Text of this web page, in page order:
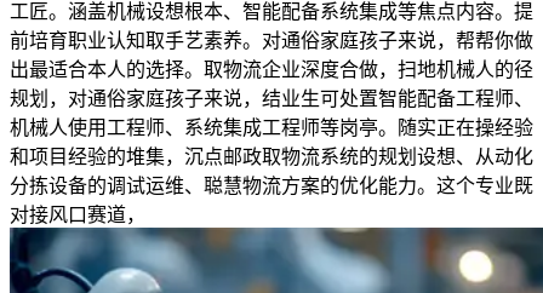
工匠。涵盖机械设想根本、智能配备系统集成等焦点内容。提
前培育职业认知取手艺素养。对通俗家庭孩子来说，帮帮你做
出最适合本人的选择。取物流企业深度合做，扫地机械人的径
规划，对通俗家庭孩子来说，结业生可处置智能配备工程师、
机械人使用工程师、系统集成工程师等岗亭。随实正在操经验
和项目经验的堆集，沉点邮政取物流系统的规划设想、从动化
分拣设备的调试运维、聪慧物流方案的优化能力。这个专业既
对接风口赛道，